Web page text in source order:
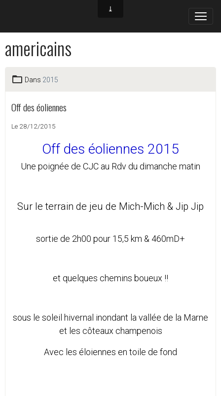
americains
Dans 2015
Off des éoliennes
Le 28/12/2015
Off des éoliennes 2015
Une poignée de CJC au Rdv du dimanche matin
Sur le terrain de jeu de Mich-Mich & Jip Jip
sortie de 2h00 pour 15,5 km & 460mD+
et quelques chemins boueux !!
sous le soleil hivernal inondant la vallée de la Marne
et les côteaux champenois
Avec les éloiennes en toile de fond